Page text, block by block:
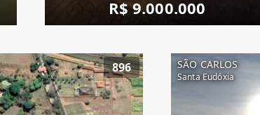
R$ 9.000.000
896 SÃO CARLOS
Santa Eudóxia